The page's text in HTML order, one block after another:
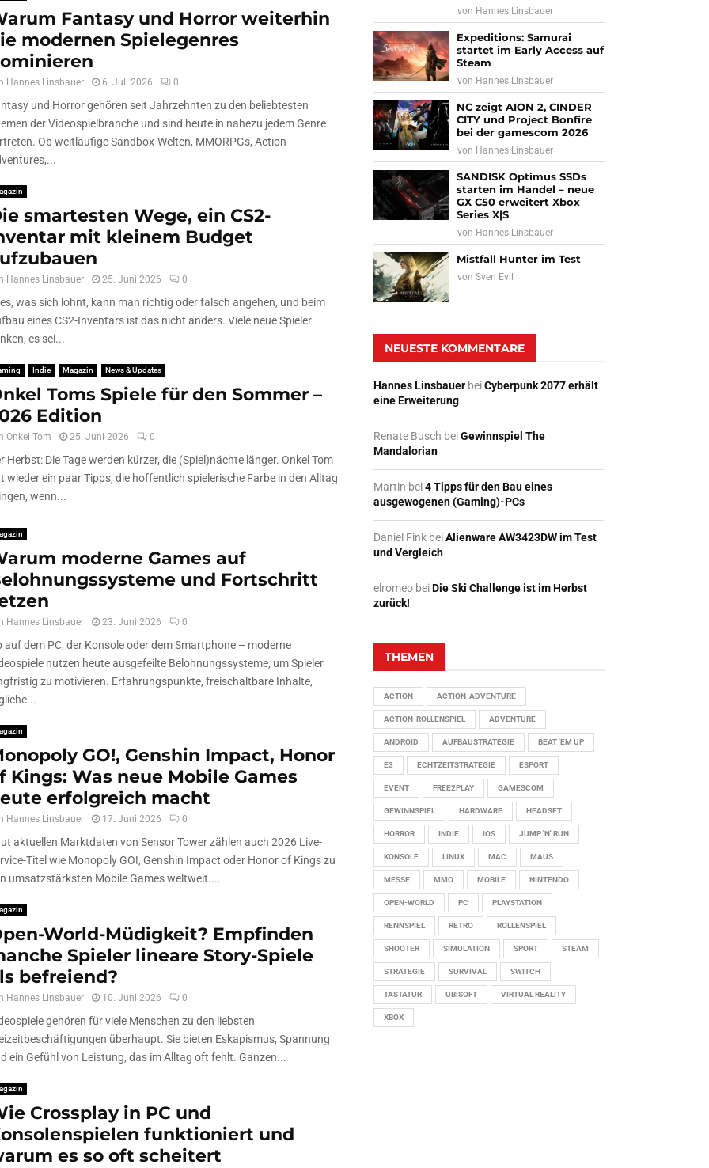
Fantasy und Horror weiterhin
modernen Spielegenres
Hannes Linsbauer 6. Juli 2026 0
und Horror gehören seit Jahrzehnten zu den beliebtesten
der Videospielbranche und sind heute in nahezu jedem Genre
Ob weitläufige Sandbox-Welten, MMORPGs, Action-
smartesten Wege, ein CS2-
mit kleinem Budget
Hannes Linsbauer 25. Juni 2026 0
was sich lohnt, kann man richtig oder falsch angehen, und beim
eines CS2-Inventars ist das nicht anders. Viele neue Spieler
es sei...
Indie Magazin News & Updates
Toms Spiele für den Sommer –
Edition
Onkel Tom 25. Juni 2026 0
Herbst: Die Tage werden kürzer, die (Spiel)nächte länger. Onkel Tom
wieder ein paar Tipps, die hoffentlich spielerische Farbe in den Alltag
wenn...
moderne Games auf
und Fortschritt
Hannes Linsbauer 23. Juni 2026 0
auf dem PC, der Konsole oder dem Smartphone – moderne
nutzen heute ausgefeilte Belohnungssysteme, um Spieler
zu motivieren. Erfahrungspunkte, freischaltbare Inhalte,
GO!, Genshin Impact, Honor
Kings: Was neue Mobile Games
erfolgreich macht
Hannes Linsbauer 17. Juni 2026 0
aktuellen Marktdaten von Sensor Tower zählen auch 2026 Live-
Titel wie Monopoly GO!, Genshin Impact oder Honor of Kings zu
umsatzstärksten Mobile Games weltweit....
World-Müdigkeit? Empfinden
Spieler lineare Story-Spiele
befreiend?
Hannes Linsbauer 10. Juni 2026 0
gehören für viele Menschen zu den liebsten
überhaupt. Sie bieten Eskapismus, Spannung
ein Gefühl von Leistung, das im Alltag oft fehlt. Ganzen...
Crossplay in PC und
funktioniert und
es so oft scheitert
von Hannes Linsbauer
Expeditions: Samurai
startet im Early Access auf
Steam
von Hannes Linsbauer
NC zeigt AION 2, CINDER
CITY und Project Bonfire
bei der gamescom 2026
von Hannes Linsbauer
SANDISK Optimus SSDs
starten im Handel – neue
GX C50 erweitert Xbox
Series X|S
von Hannes Linsbauer
Mistfall Hunter im Test
vonSven Evil
NEUESTE KOMMENTARE
Hannes Linsbauer beiCyberpunk 2077 erhält
eine Erweiterung
Renate Busch beiGewinnspiel The
Mandalorian
Martin bei4 Tipps für den Bau eines
ausgewogenen (Gaming)-PCs
Daniel Fink beiAlienware AW3423DW im Test
und Vergleich
elromeo beiDie Ski Challenge ist im Herbst
zurück!
THEMEN
ACTION ACTION-ADVENTURE
ACTION-ROLLENSPIEL ADVENTURE
ANDROID AUFBAUSTRATEGIE BEAT 'EM UP
E3 ECHTZEITSTRATEGIE ESPORT
EVENT FREE2PLAY GAMESCOM
GEWINNSPIEL HARDWARE HEADSET
HORROR INDIE IOS JUMP 'N' RUN
KONSOLE LINUX MAC MAUS
MESSE MMO MOBILE NINTENDO
OPEN-WORLD PC PLAYSTATION
RENNSPIEL RETRO ROLLENSPIEL
SHOOTER SIMULATION SPORT STEAM
STRATEGIE SURVIVAL SWITCH
TASTATUR UBISOFT VIRTUAL REALITY
XBOX